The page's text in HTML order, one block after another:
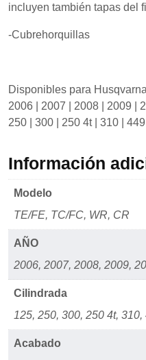
incluyen también tapas del
-Cubrehorquillas
Disponibles para
2006 | 2007 | 2008 | 2009 |
250 | 300 | 250 4t | 310 |
Información
Modelo
TE/FE, TC/FC, WR, CR
AÑO
2006, 2007, 2008, 2009,
Cilindrada
125, 250, 300, 250 4t,
Acabado